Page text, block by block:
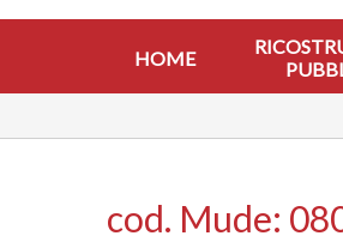
ABITAZIONI
RICOSTRUZIONE
ATTIVITÀ
HOME
cod. Mude: